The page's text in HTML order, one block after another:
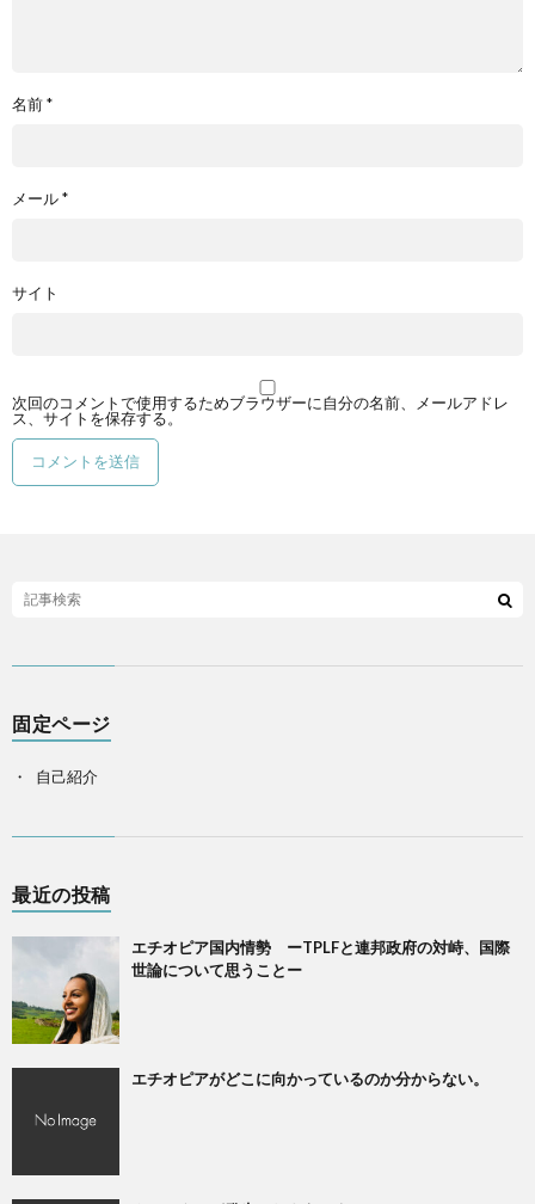
名前*
メール*
サイト
次回のコメントで使用するためブラウザーに自分の名前、メールアドレ
ス、サイトを保存する。
固定ページ
自己紹介
最近の投稿
エチオピア国内情勢 ーTPLFと連邦政府の対峙、国際
世論について思うことー
エチオピアがどこに向かっているのか分からない。